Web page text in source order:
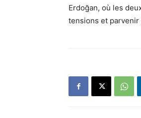
Erdoğan, où les
tensions et parvenir